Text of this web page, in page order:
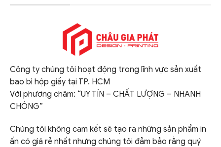
Công ty chúng tôi hoạt động trong lĩnh vực sản xuất
bao bì hộp giấy tại TP. HCM
Với phương châm: “UY TÍN – CHẤT LƯỢNG – NHANH
CHÓNG”
Chúng tôi không cam kết sẽ tạo ra những sản phẩm in
ấn có giá rẻ nhất nhưng chúng tôi đảm bảo rằng quý